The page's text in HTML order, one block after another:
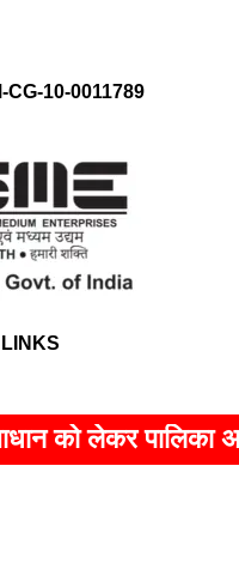
अध्यक्ष
CG-10-0011789
LINKS